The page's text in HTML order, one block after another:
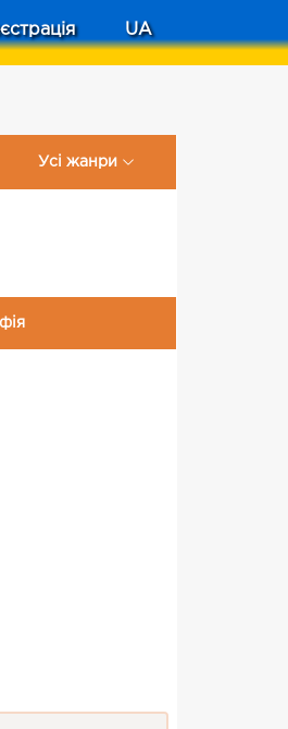
UA
Усі жанри